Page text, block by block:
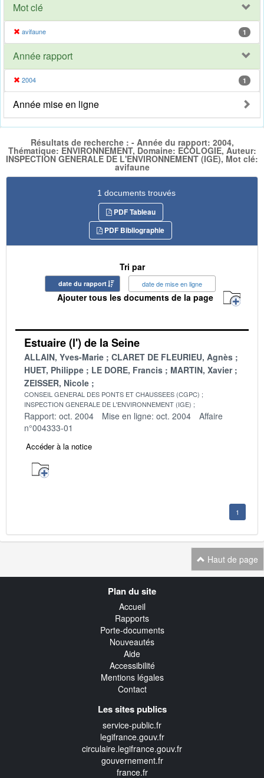
Mot clé
avifaune 1
Année rapport
2004 1
Année mise en ligne
Résultats de recherche : - Année du rapport: 2004,
Thématique: ENVIRONNEMENT, Domaine: ECOLOGIE, Auteur:
INSPECTION GENERALE DE L'ENVIRONNEMENT (IGE), Mot clé:
avifaune
1 documents trouvés
PDF Tableau
PDF Bibliographie
Tri par
date du rapport date de mise en ligne
Ajouter tous les documents de la page
Estuaire (l') de la Seine
ALLAIN, Yves-Marie
CLARET DE FLEURIEU, Agnès
HUET, Philippe
LE DORE, Francis
MARTIN, Xavier
ZEISSER, Nicole
CONSEIL GENERAL DES PONTS ET CHAUSSEES (CGPC)
INSPECTION GENERALE DE L'ENVIRONNEMENT (IGE)
Rapport: oct. 2004 Mise en ligne: oct. 2004
Affaire
n°004333-01
Accéder à la notice
1
Haut de page
Plan du site
Accueil
Rapports
Porte-documents
Nouveautés
Aide
Accessibilité
Mentions légales
Contact
Les sites publics
service-public.fr
legifrance.gouv.fr
circulaire.legifrance.gouv.fr
gouvernement.fr
france.fr